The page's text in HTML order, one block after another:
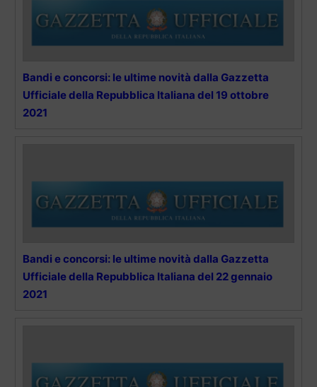
Bandi e concorsi: le ultime novità dalla Gazzetta
Ufficiale della Repubblica Italiana del 19 ottobre
2021
Bandi e concorsi: le ultime novità dalla Gazzetta
Ufficiale della Repubblica Italiana del 22 gennaio
2021